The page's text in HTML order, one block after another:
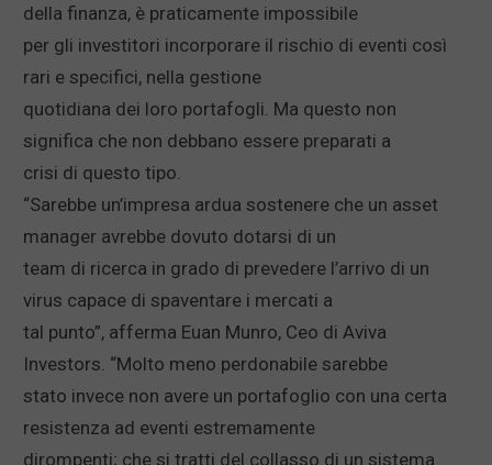
della finanza, è praticamente impossibile
per gli investitori incorporare il rischio di eventi così
rari e specifici, nella gestione
quotidiana dei loro portafogli. Ma questo non
significa che non debbano essere preparati a
crisi di questo tipo.
“Sarebbe un’impresa ardua sostenere che un asset
manager avrebbe dovuto dotarsi di un
team di ricerca in grado di prevedere l’arrivo di un
virus capace di spaventare i mercati a
tal punto”, afferma Euan Munro, Ceo di Aviva
Investors. “Molto meno perdonabile sarebbe
stato invece non avere un portafoglio con una certa
resistenza ad eventi estremamente
dirompenti; che si tratti del collasso di un sistema